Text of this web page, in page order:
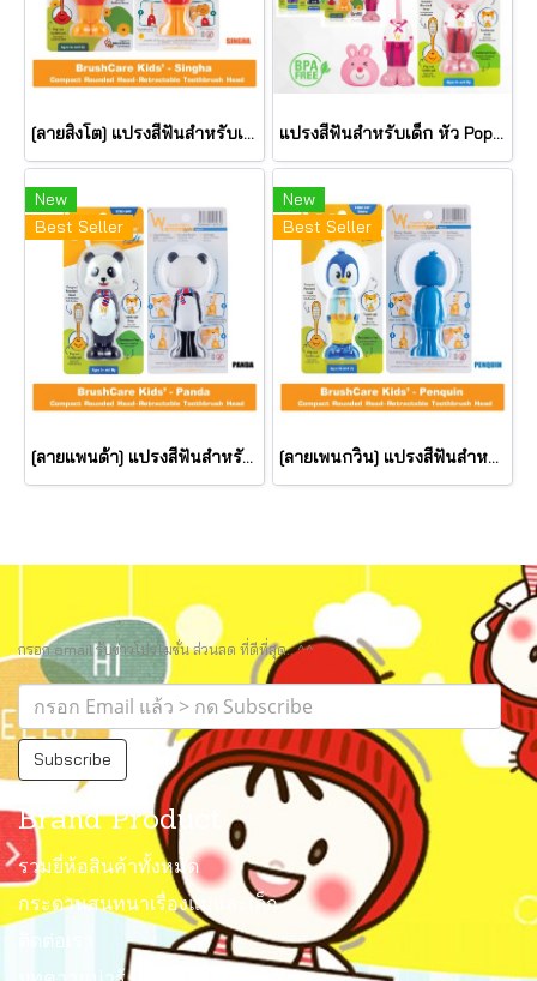
[ลายสิงโต] แปรงสีฟันสำหรับเด็ก หัว Pop Up นำเข้าจากประเทศ สิงคโปร์ (Bounce-up Kids Toothbrush) ยี่ห้อ Pearlie White แปรงสีฟันสำหรับเด็ก หัว Pop Up นำเข้าจากประเทศ สิงคโปร์ (Bounce-up Kids Toothbrush) ยี่ห้อ Pearlie White
New
Best Seller
[ลายแพนด้า] แปรงสีฟันสำหรับเด็ก หัว Pop Up นำเข้าจากประเทศ สิงคโปร์ (Bounce-up Kids Toothbrush) ยี่ห้อ Pearlie White
New
Best Seller
[ลายเพนกวิน] แปรงสีฟันสำหรับเด็ก หัว Pop Up นำเข้าจากประเทศ สิงคโปร์ (Bounce-up Kids Toothbrush) ยี่ห้อ Pearlie White
กรอก email รับข่าวโปรโมชั่น ส่วนลด ที่ดีที่สุด.. ^^
Subscribe
Brand Product
รวมยี่ห้อสินค้าทั้งหมด
กระดานสนทนาเรื่องแม่และเด็ก
ติดต่อเรา